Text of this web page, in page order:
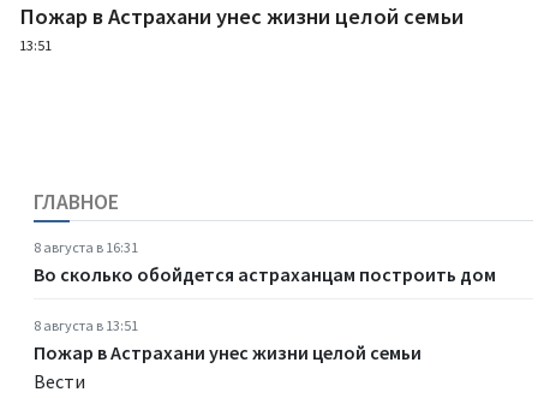
Пожар в Астрахани унес жизни целой семьи
13:51
ГЛАВНОЕ
8 августа в 16:31
Во сколько обойдется астраханцам построить дом
8 августа в 13:51
Пожар в Астрахани унес жизни целой семьи
Вести